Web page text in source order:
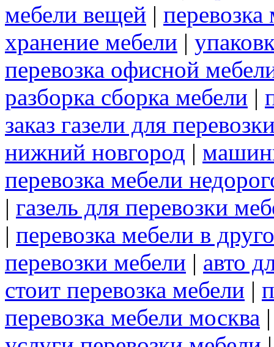
мебели вещей |
хранение мебели |
перевозка офисной
разборка сборка мебели |
заказ газели для
нижний новгород |
перевозка мебели
| газель для перевозки
| перевозка мебели в
перевозки мебели | авто
стоит перевозка мебели |
перевозка мебели москва